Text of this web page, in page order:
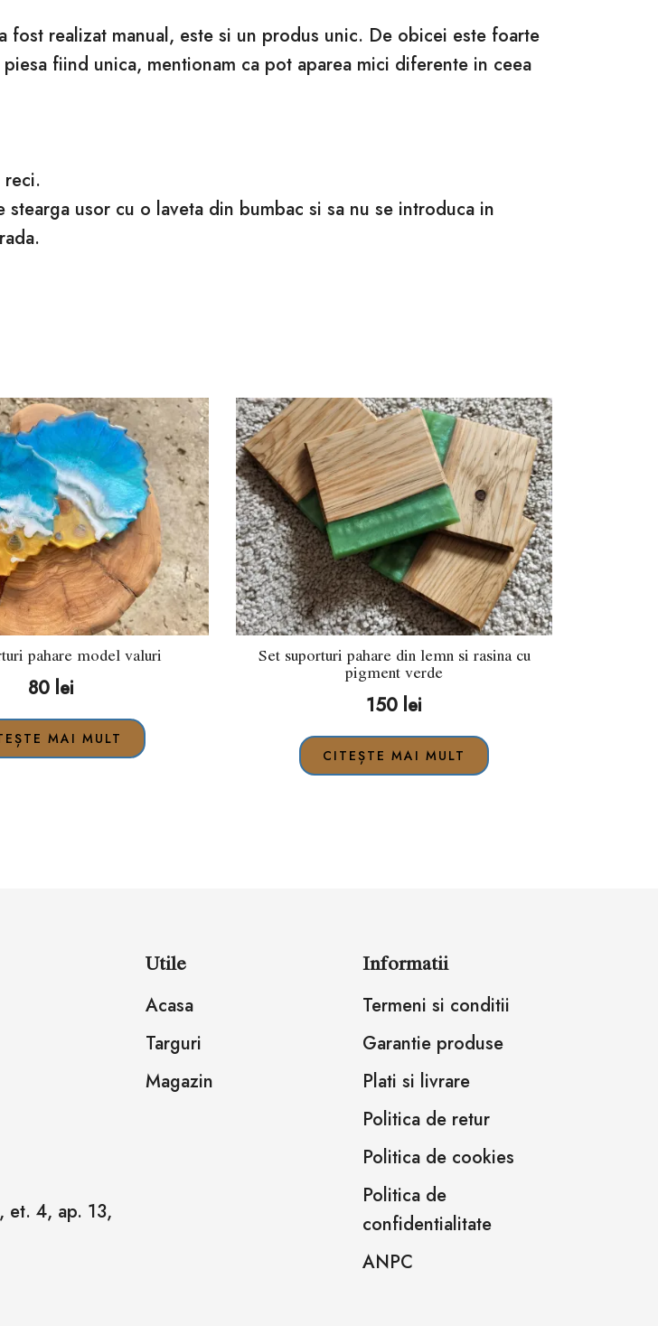
realizat manual, este si un produs unic. De obicei este foarte
fiind unica, mentionam ca pot aparea mici diferente in ceea
reci.
usor cu o laveta din bumbac si sa nu se introduca in
pahare model valuri
80 lei
MAI MULT
Set suporturi pahare din lemn si rasina cu
pigment verde
150 lei
CITEȘTE MAI MULT
et. 4, ap. 13,
Utile
Acasa
Targuri
Magazin
Informatii
Termeni si conditii
Garantie produse
Plati si livrare
Politica de retur
Politica de cookies
Politica de
confidentialitate
ANPC